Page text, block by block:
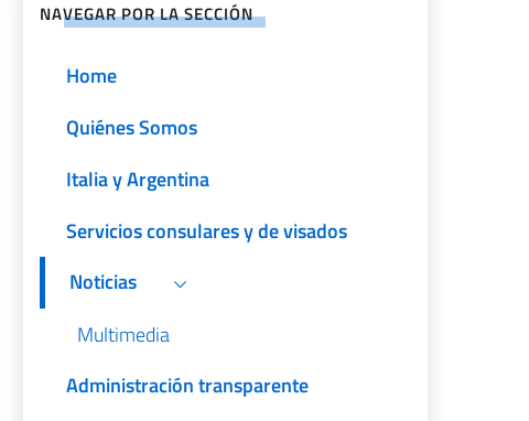
NAVEGAR POR LA SECCIÓN
Home
Quiénes Somos
Italia y Argentina
Servicios consulares y de visados
Noticias
Multimedia
Administración transparente